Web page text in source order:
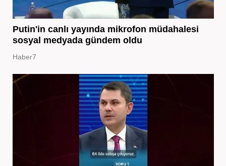
Putin'in canlı yayında mikrofon müdahalesi
sosyal medyada gündem oldu
Haber7